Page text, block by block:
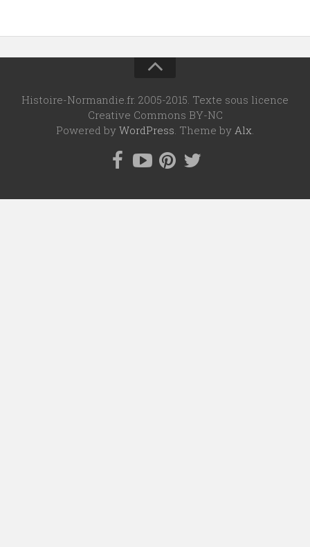
Histoire-Normandie.fr. 2005-2015. Texte sous licence
Creative Commons BY-NC
Powered by WordPress . Theme by Alx